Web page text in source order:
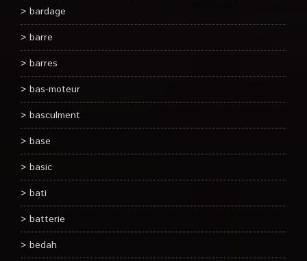
bardage
barre
barres
bas-moteur
basculment
base
basic
bati
batterie
bedah